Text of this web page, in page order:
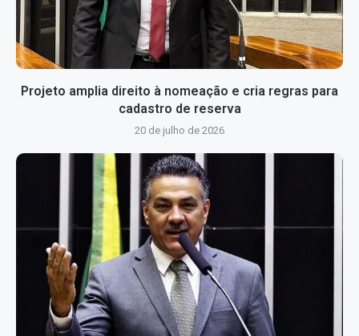
Projeto amplia direito à nomeação e cria regras para
cadastro de reserva
20 de julho de 2026